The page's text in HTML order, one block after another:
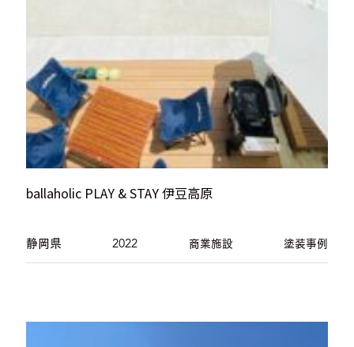
ballaholic PLAY & STAY 伊豆高原
静岡県 2022 商業施設 塗装事例